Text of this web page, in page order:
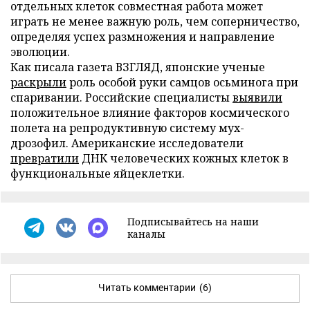
отдельных клеток совместная работа может
играть не менее важную роль, чем соперничество,
определяя успех размножения и направление
эволюции.
Как писала газета ВЗГЛЯД, японские ученые
раскрылироль особой руки самцов осьминога при
спаривании. Российские специалистывыявили
положительное влияние факторов космического
полета на репродуктивную систему мух-
дрозофил. Американские исследователи
превратили ДНК человеческих кожных клеток в
функциональные яйцеклетки.
Подписывайтесь на наши
каналы
Читать комментарии (6)